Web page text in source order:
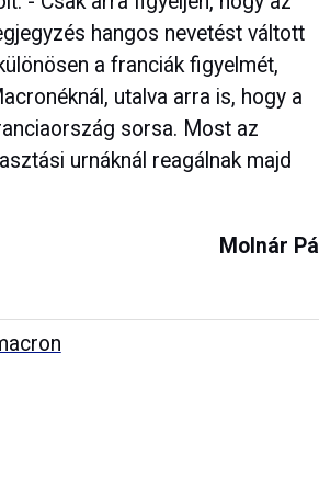
hangos nevetést váltott
a franciák figyelmét,
utalva arra is, hogy a
sorsa. Most az
urnáknál reagálnak majd
Molnár Pál